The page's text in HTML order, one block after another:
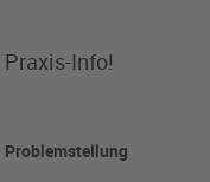
Praxis-Info!
Problemstellung